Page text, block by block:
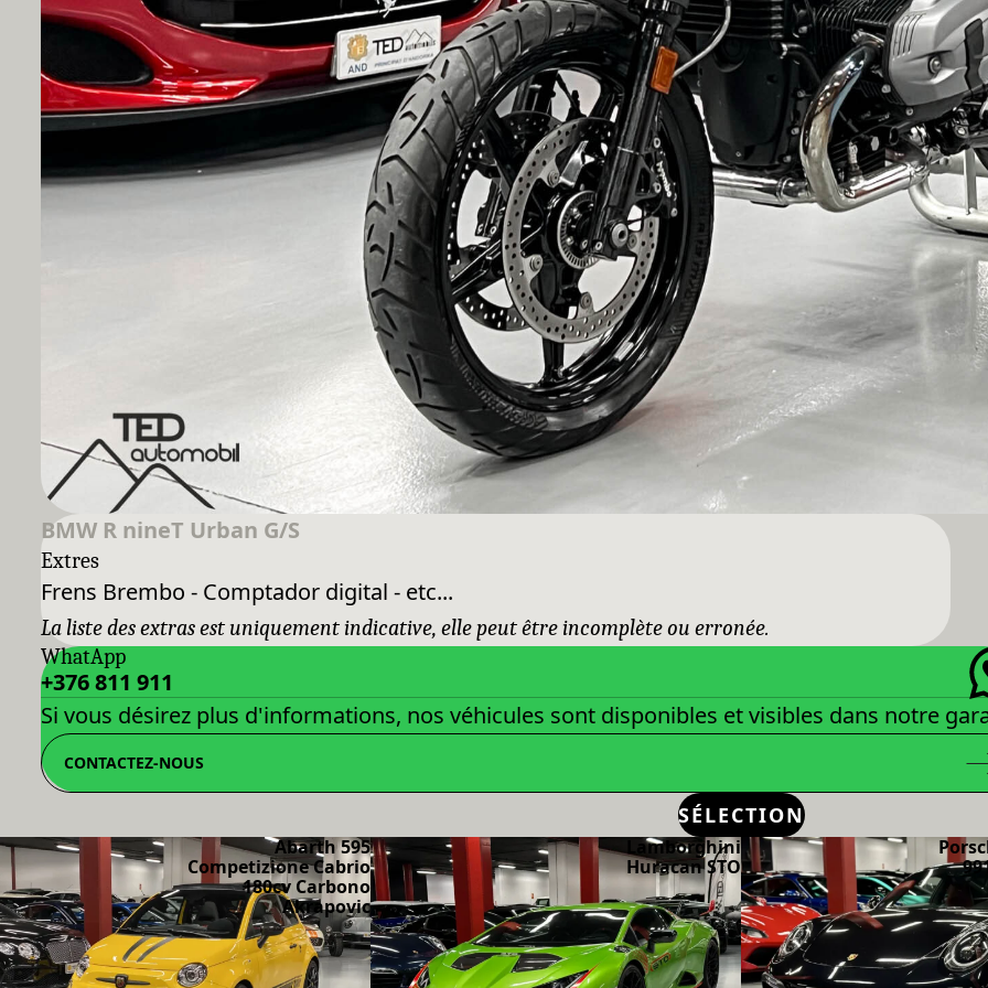
BMW R nineT Urban G/S
Extres
Frens Brembo - Comptador digital - etc...
La liste des extras est uniquement indicative, elle peut être incomplète ou erronée.
WhatApp
+376 811 911
Si vous désirez plus d'informations, nos véhicules sont disponibles et visibles dans notre
CONTACTEZ-NOUS
SÉLECTION
Abarth 595
Competizione Cabrio
180cv Carbono
Akrapovic
Lamborghini
Huracan STO